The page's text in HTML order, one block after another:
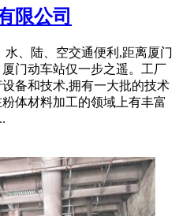
限公司
、陆、空交通便利,距离厦门
门动车站仅一步之遥。工厂
备和技术,拥有一大批的技术
体材料加工的领域上有丰富